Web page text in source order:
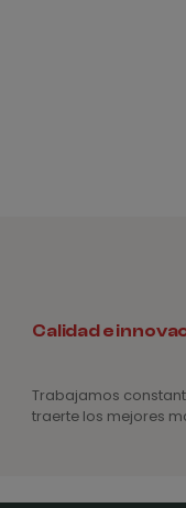
Calidad e
Trabajamos
traerte los mejores